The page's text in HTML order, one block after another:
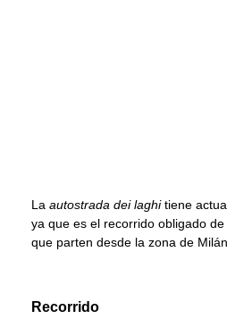
La autostrada dei laghitiene
ya que es el recorrido obligado
que parten desde la zona de
Recorrido